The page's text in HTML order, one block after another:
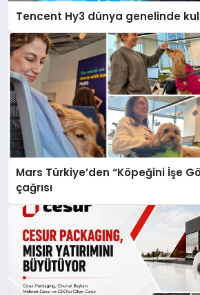
Tencent Hy3 dünya genelinde
Mars Türkiye’den “Köpeğini İşe
çağrısı